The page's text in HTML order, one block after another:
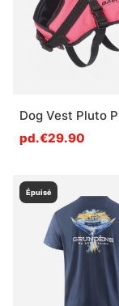
Qu’est-ce
Qu’est-ce
Qu’est-ce
vraiment ?
Qu’est-ce
techniques
Dog Vest Pluto
pd.€29.90
Épuisé